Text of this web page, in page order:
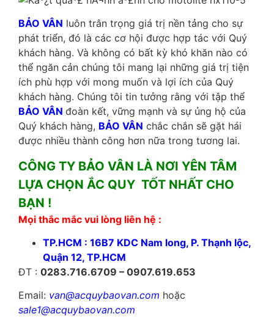
BẢO VÂN luôn trân trọng giá trị nền tảng cho sự
phát triển, đó là các cơ hội được hợp tác với Quý
khách hàng. Và không có bất kỳ khó khăn nào có
thể ngăn cản chúng tôi mang lại những giá trị tiện
ích phù hợp với mong muốn và lợi ích của Quý
khách hàng. Chúng tôi tin tưởng rằng với tập thể
BẢO VÂN đoàn kết, vững mạnh và sự ủng hộ của
Quý khách hàng, BẢO VÂN chắc chắn sẽ gặt hái
được nhiều thành công hơn nữa trong tương lai.
CÔNG TY BẢO VÂN LÀ NƠI YÊN TÂM
LỰA CHỌN ẮC QUY TỐT NHẤT CHO
BẠN !
Mọi thắc mắc vui lòng liên hệ :
TP.HCM : 16B7 KDC Nam long, P. Thạnh lộc,
Quận 12, TP.HCM
ĐT : 0283.716.6709 – 0907.619.653
Email: van@acquybaovan.com hoặc
sale1@acquybaovan.com